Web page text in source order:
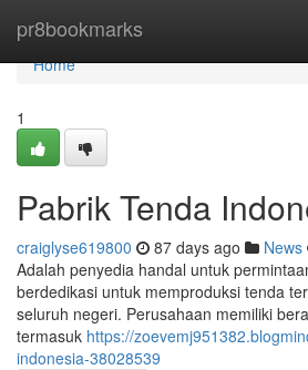
pr8bookmarks
Home
Home
1
Pabrik Tenda
craiglyse619800 87 days ago News
Adalah penyedia handal untuk
berdedikasi untuk memproduksi tenda
seluruh negeri. Perusahaan memiliki
termasuk https://
indonesia-38028539